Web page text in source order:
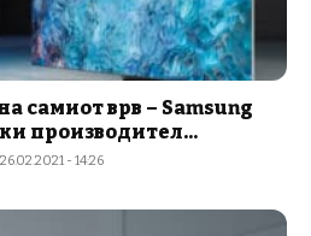
самиот врв – Samsung
производител...
26.02.2021 - 14:26